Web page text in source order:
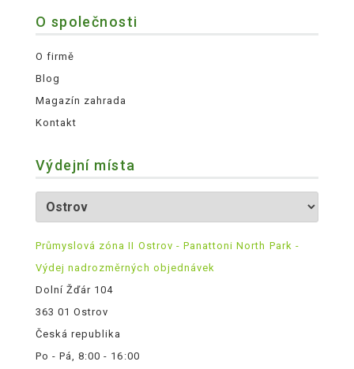
O společnosti
O firmě
Blog
Magazín zahrada
Kontakt
Výdejní místa
Průmyslová zóna II Ostrov - Panattoni North Park -
Výdej nadrozměrných objednávek
Dolní Žďár 104
363 01 Ostrov
Česká republika
Po - Pá, 8:00 - 16:00